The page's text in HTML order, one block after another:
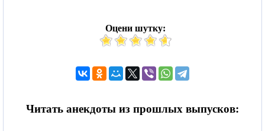
Оцени шутку:
Читать анекдоты из прошлых выпусков: